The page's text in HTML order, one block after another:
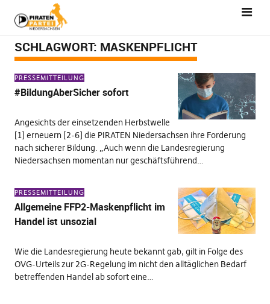
SCHLAGWORT: MASKENPFLICHT
PRESSEMITTEILUNG
#BildungAberSicher sofort
Angesichts der einsetzenden Herbstwelle
[1] erneuern [2-6] die PIRATEN Niedersachsen ihre Forderung
nach sicherer Bildung. „Auch wenn die Landesregierung
Niedersachsen momentan nur geschäftsführend…
PRESSEMITTEILUNG
Allgemeine FFP2-Maskenpflicht im
Handel ist unsozial
Wie die Landesregierung heute bekannt gab, gilt in Folge des
OVG-Urteils zur 2G-Regelung im nicht den alltäglichen Bedarf
betreffenden Handel ab sofort eine…